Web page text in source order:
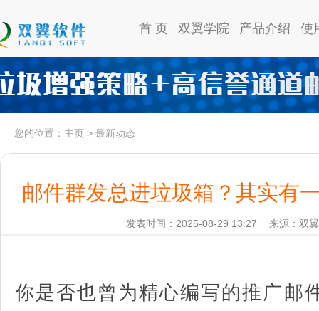
首 页 双翼学院 产品介绍 使
您的位置： 主页 > 最新动态
邮件群发总进垃圾箱？其实有
发表时间：2025-08-29 13:27 来源：双
你是否也曾为精心编写的推广邮